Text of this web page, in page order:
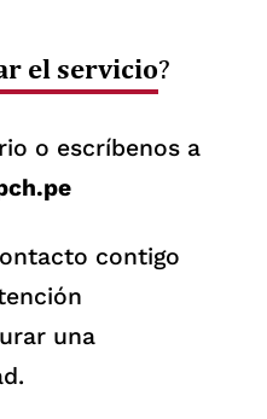
el servicio?
o escríbenos a
contigo
una